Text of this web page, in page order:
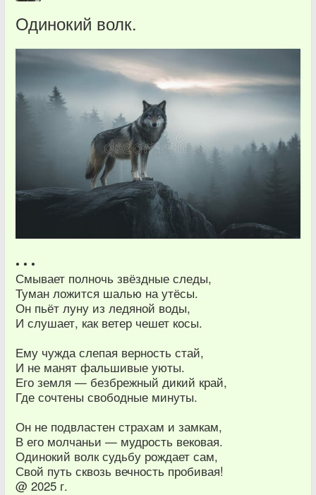
Одинокий волк.
• • •
Смывает полночь звёздные следы,
Туман ложится шалью на утёсы.
Он пьёт луну из ледяной воды,
И слушает, как ветер чешет косы.
Ему чужда слепая верность стай,
И не манят фальшивые уюты.
Его земля — безбрежный дикий край,
Где сочтены свободные минуты.
Он не подвластен страхам и замкам,
В его молчаньи — мудрость вековая.
Одинокий волк судьбу рождает сам,
Свой путь сквозь вечность пробивая!
@ 2025 г.